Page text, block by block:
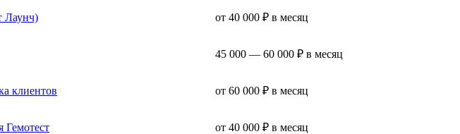
Лаунч) от 40 000 ₽ в месяц
45 000 — 60 000 ₽ в месяц
клиентов от 60 000 ₽ в месяц
от 40 000 ₽ в месяц